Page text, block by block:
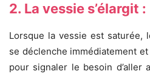
2. La vessie s’élargit :
Lorsque la vessie est saturée,
se déclenche immédiatement
pour signaler le besoin d’aller